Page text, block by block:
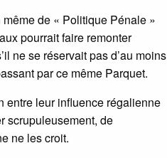
de « Politique Pénale »
pourrait faire remonter
ne se réservait pas d’au moins
par ce même Parquet.
entre leur influence régalienne
scrupuleusement, de
ne les croit.